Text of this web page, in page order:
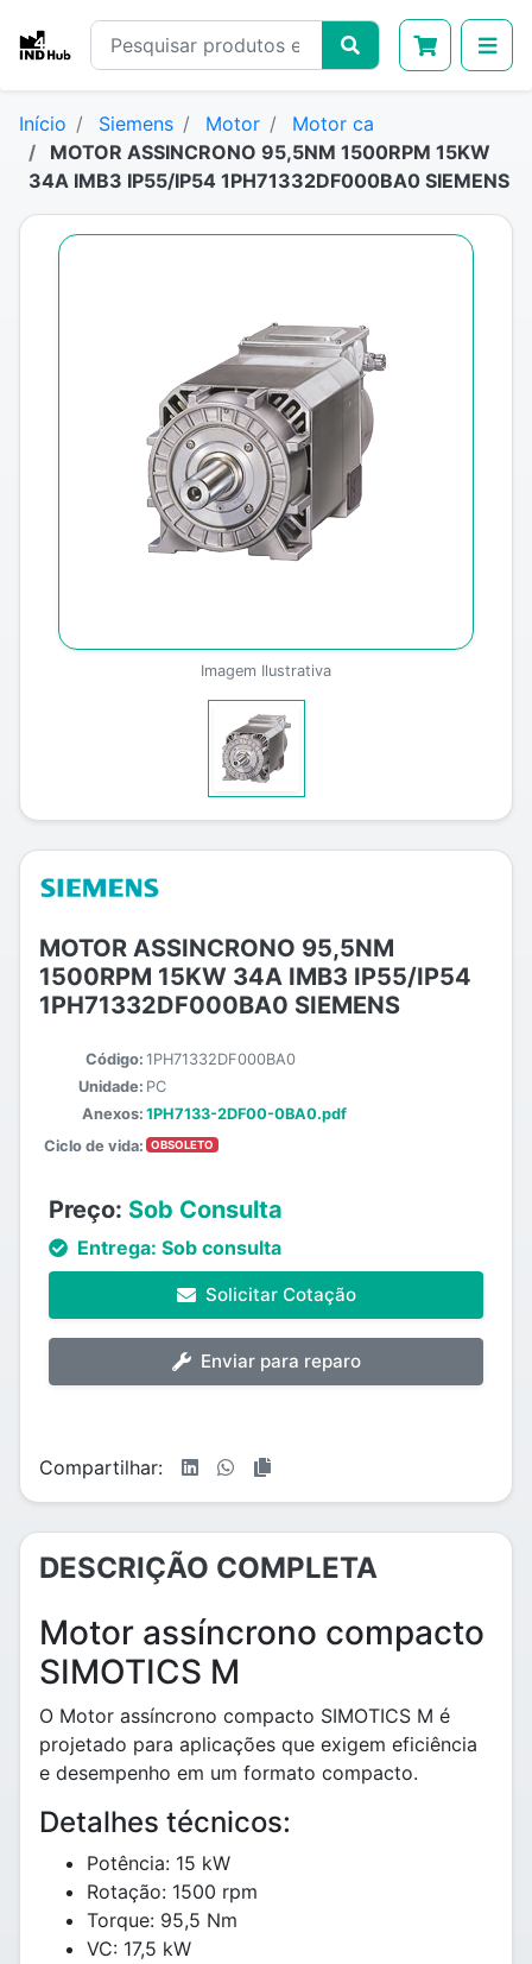
Início Siemens Motor
Motor ca
MOTOR ASSINCRONO 95,5NM 1500RPM 15KW
34A IMB3 IP55/IP54 1PH71332DF000BA0 SIEMENS
Imagem Ilustrativa
MOTOR ASSINCRONO 95,5NM
1500RPM 15KW 34A IMB3 IP55/IP54
1PH71332DF000BA0 SIEMENS
Código: 1PH71332DF000BA0
Unidade: PC
Anexos: 1PH7133-2DF00-0BA0.pdf
Ciclo de vida:
OBSOLETO
Preço: Sob Consulta
Entrega: Sob consulta
Solicitar Cotação
Enviar para reparo
Compartilhar:
DESCRIÇÃO COMPLETA
Motor assíncrono compacto
SIMOTICS M
O Motor assíncrono compacto SIMOTICS M é
projetado para aplicações que exigem eficiência
e desempenho em um formato compacto.
Detalhes técnicos:
Potência: 15 kW
Rotação: 1500 rpm
Torque: 95,5 Nm
VC: 17,5 kW